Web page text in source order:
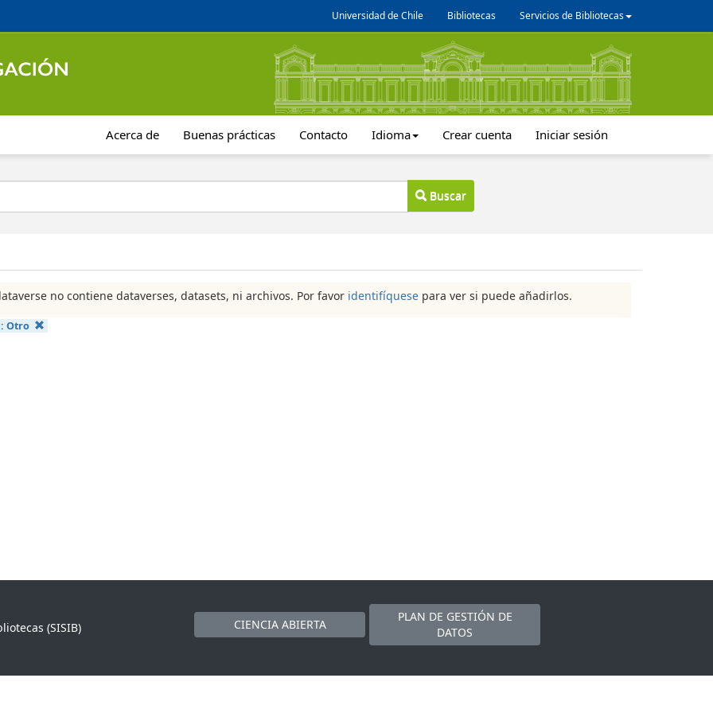
Universidad de Chile Bibliotecas Servicios de Bibliotecas
Acerca de Buenas prácticas Contacto Idioma Crear cuenta Iniciar sesión
Buscar
no contiene dataverses, datasets, ni archivos. Por favor identifíquese para ver si puede añadirlos.
Otro
(SISIB)
CIENCIA ABIERTA
PLAN DE GESTIÓN DE
DATOS